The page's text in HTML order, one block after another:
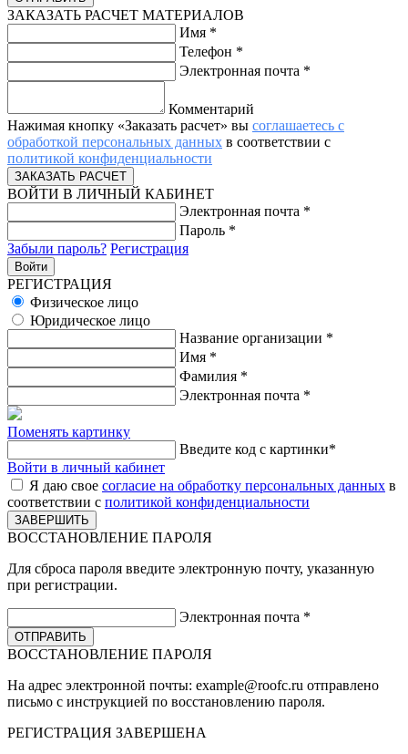
ЗАКАЗАТЬ РАСЧЕТ МАТЕРИАЛОВ
Имя *
Телефон *
Электронная почта *
Комментарий
Нажимая кнопку «Заказать расчет» вы соглашаетесь с
обработкой персональных данных в соответствии с
политикой конфиденциальности
ВОЙТИ В ЛИЧНЫЙ КАБИНЕТ
Электронная почта *
Пароль *
Забыли пароль? Регистрация
РЕГИСТРАЦИЯ
Физическое лицо
Юридическое лицо
Название организации *
Имя *
Фамилия *
Электронная почта *
Поменять картинку
Введите код с картинки*
Войти в личный кабинет
Я даю свое согласие на обработку персональных данных в
соответствии с политикой конфиденциальности
ВОССТАНОВЛЕНИЕ ПАРОЛЯ
Для сброса пароля введите электронную почту, указанную
при регистрации.
Электронная почта *
ВОССТАНОВЛЕНИЕ ПАРОЛЯ
На адрес электронной почты: example@roofc.ru отправлено
письмо с инструкцией по восстановлению пароля.
РЕГИСТРАЦИЯ ЗАВЕРШЕНА